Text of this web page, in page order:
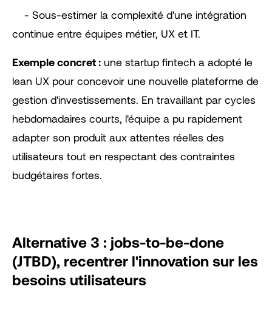
- Sous-estimer la complexité d'une intégration
continue entre équipes métier, UX et IT.
Exemple concret : une startup fintech a adopté le
lean UX pour concevoir une nouvelle plateforme de
gestion d'investissements. En travaillant par cycles
hebdomadaires courts, l'équipe a pu rapidement
adapter son produit aux attentes réelles des
utilisateurs tout en respectant des contraintes
budgétaires fortes.
Alternative 3 : jobs-to-be-done
(JTBD), recentrer l'innovation sur les
besoins utilisateurs